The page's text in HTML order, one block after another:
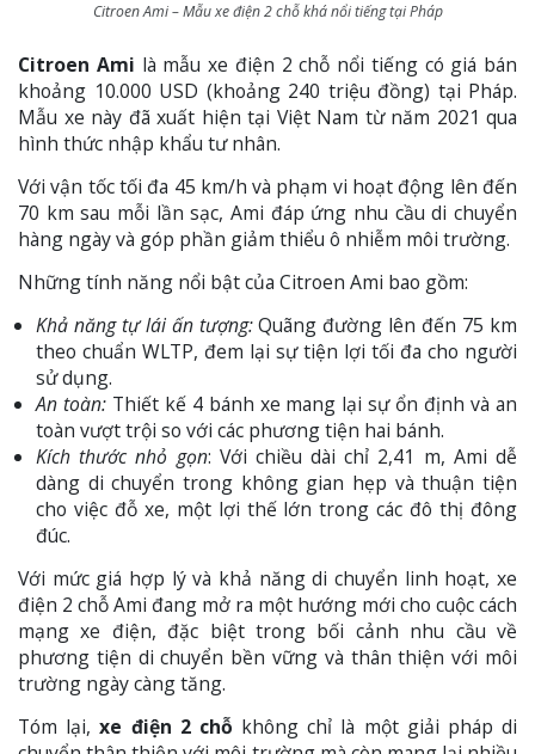
Citroen Ami – Mẫu xe điện 2 chỗ khá nổi tiếng tại Pháp
Citroen Ami là mẫu xe điện 2 chỗ nổi tiếng có giá bán
khoảng 10.000 USD (khoảng 240 triệu đồng) tại Pháp.
Mẫu xe này đã xuất hiện tại Việt Nam từ năm 2021 qua
hình thức nhập khẩu tư nhân.
Với vận tốc tối đa 45 km/h và phạm vi hoạt động lên đến
70 km sau mỗi lần sạc, Ami đáp ứng nhu cầu di chuyển
hàng ngày và góp phần giảm thiểu ô nhiễm môi trường.
Những tính năng nổi bật của Citroen Ami bao gồm:
Khả năng tự lái ấn tượng:Quãng đường lên đến 75 km
theo chuẩn WLTP, đem lại sự tiện lợi tối đa cho người
sử dụng.
An toàn:Thiết kế 4 bánh xe mang lại sự ổn định và an
toàn vượt trội so với các phương tiện hai bánh.
Kích thước nhỏ gọn: Với chiều dài chỉ 2,41 m, Ami dễ
dàng di chuyển trong không gian hẹp và thuận tiện
cho việc đỗ xe, một lợi thế lớn trong các đô thị đông
đúc.
Với mức giá hợp lý và khả năng di chuyển linh hoạt, xe
điện 2 chỗ Ami đang mở ra một hướng mới cho cuộc cách
mạng xe điện, đặc biệt trong bối cảnh nhu cầu về
phương tiện di chuyển bền vững và thân thiện với môi
trường ngày càng tăng.
Tóm lại,xe điện 2 chỗ không chỉ là một giải pháp di